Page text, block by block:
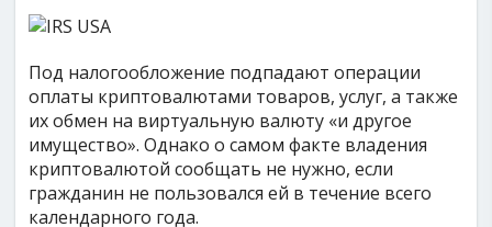
Под налогообложение подпадают операции
оплаты криптовалютами товаров, услуг, а также
их обмен на виртуальную валюту «и другое
имущество». Однако о самом факте владения
криптовалютой сообщать не нужно, если
гражданин не пользовался ей в течение всего
календарного года.